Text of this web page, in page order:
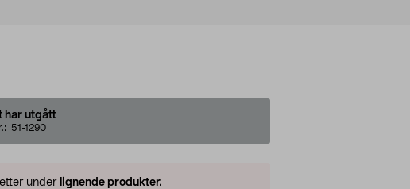
har utgått
51-1290
under lignende produkter.